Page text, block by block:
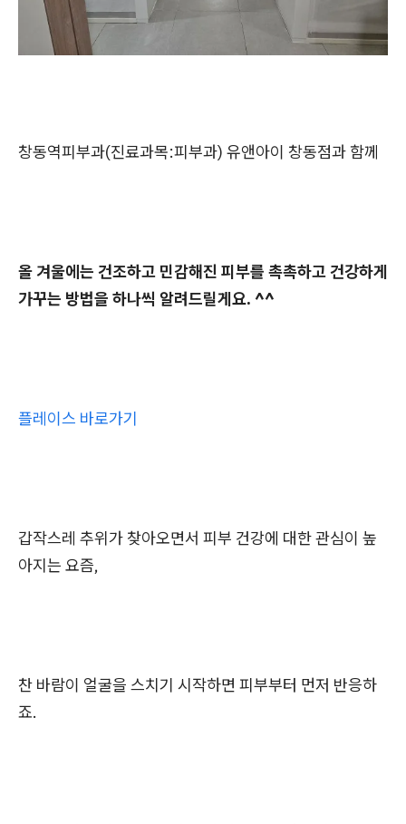
창동역피부과(진료과목:피부과) 유앤아이 창동점과 함께
올 겨울에는 건조하고 민감해진 피부를 촉촉하고 건강하게
가꾸는 방법을 하나씩 알려드릴게요. ^^
플레이스 바로가기
갑작스레 추위가 찾아오면서 피부 건강에 대한 관심이 높
아지는 요즘,
찬 바람이 얼굴을 스치기 시작하면 피부부터 먼저 반응하
죠.